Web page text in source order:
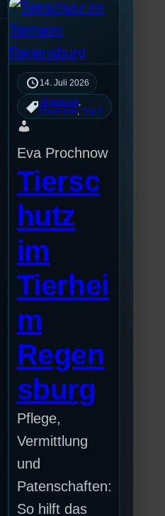
14. Juli 2026
Allgemein
Haustiere Stadt
Eva Prochnow
Tiersc
hutz
im
Tierhei
m
Regen
sburg
Pflege,
Vermittlung
und
Patenschaften:
So hilft das